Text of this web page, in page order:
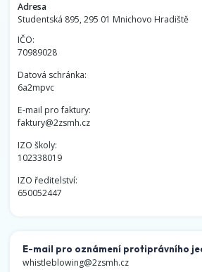
Adresa
Studentská 895, 295 01 Mnichovo Hradiště
IČO:
70989028
Datová schránka:
6a2mpvc
E-mail pro faktury:
faktury@2zsmh.cz
IZO školy:
102338019
IZO ředitelství:
650052447
E-mail pro oznámení protiprávního
whistleblowing@2zsmh.cz